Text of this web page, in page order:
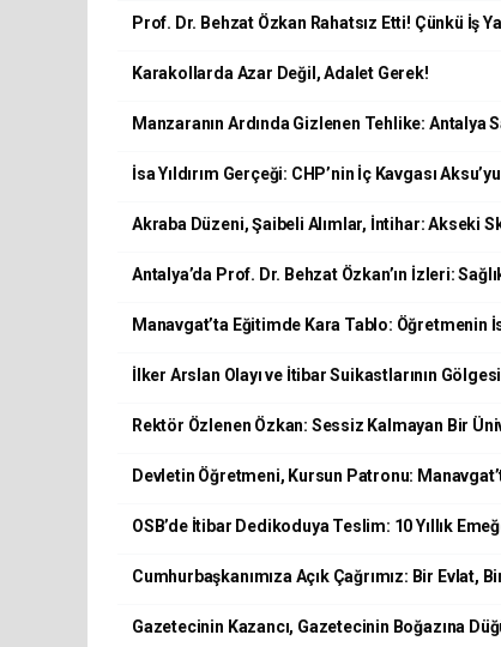
Prof. Dr. Behzat Özkan Rahatsız Etti! Çünkü İş
Karakollarda Azar Değil, Adalet Gerek!
Manzaranın Ardında Gizlenen Tehlike: Antalya
İsa Yıldırım Gerçeği: CHP’nin İç Kavgası
Akraba Düzeni, Şaibeli Alımlar, İntihar: Akseki
Antalya’da Prof. Dr. Behzat Özkan’ın İzleri:
Manavgat’ta Eğitimde Kara Tablo: Öğretmenin
İlker Arslan Olayı ve İtibar Suikastlarının
Rektör Özlenen Özkan: Sessiz Kalmayan Bir
Devletin Öğretmeni, Kursun Patronu:
OSB’de İtibar Dedikoduya Teslim: 10 Yıllık
Cumhurbaşkanımıza Açık Çağrımız: Bir Evlat,
Gazetecinin Kazancı, Gazetecinin Boğazına